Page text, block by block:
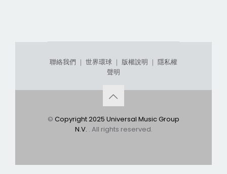
聯絡我們 ｜ 世界環球 ｜ 版權說明 ｜ 隱私權
聲明
© Copyright 2025 Universal Music Group
N.V. . All rights reserved.